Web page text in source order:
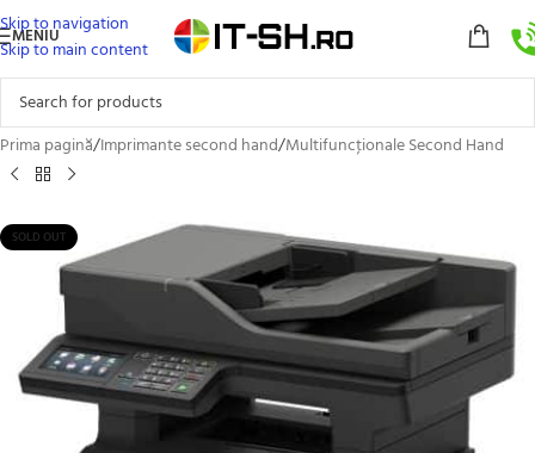
Skip to navigation
Skip to main content
MENIU
Prima pagină/Imprimante second hand/Multifuncţionale Second Hand
SOLD OUT